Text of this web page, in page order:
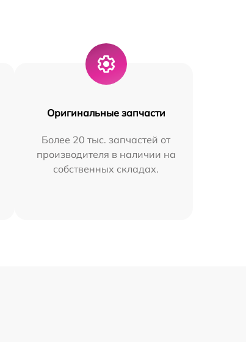
Оригинальные запчасти
Более 20 тыс. запчастей от
производителя в наличии на
собственных складах.